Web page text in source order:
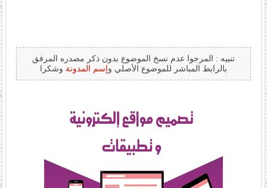
تنبيه : المرجوا عدم نسخ الموضوع بدون ذكر مصدره المرفق
بالرابط المباشر للموضوع الأصلي وإسم المدونة وشكرا